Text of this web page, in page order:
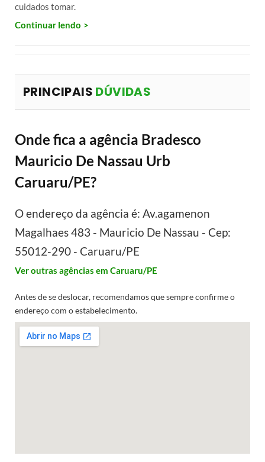
cuidados tomar.
Continuar lendo
PRINCIPAIS DÚVIDAS
Onde fica a agência Bradesco
Mauricio De Nassau Urb
Caruaru/PE?
O endereço da agência é: Av.agamenon
Magalhaes 483 - Mauricio De Nassau - Cep:
55012-290 - Caruaru/PE
Ver outras agências em Caruaru/PE
Antes de se deslocar, recomendamos que sempre confirme o
endereço com o estabelecimento.